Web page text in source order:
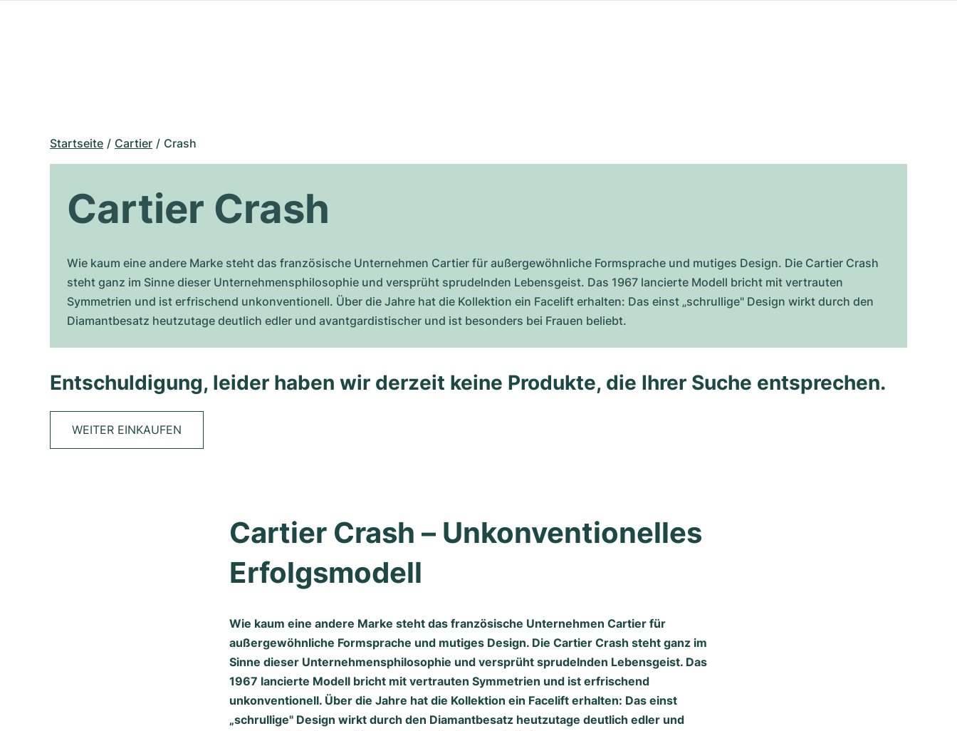
Startseite Cartier Crash
Cartier Crash
Wie kaum eine andere Marke steht das französische Unternehmen Cartier für außergewöhnliche Formsprache und mutiges Design. Die Cartier Crash
steht ganz im Sinne dieser Unternehmensphilosophie und versprüht sprudelnden Lebensgeist. Das 1967 lancierte Modell bricht mit vertrauten
Symmetrien und ist erfrischend unkonventionell. Über die Jahre hat die Kollektion ein Facelift erhalten: Das einst „schrullige" Design wirkt durch den
Diamantbesatz heutzutage deutlich edler und avantgardistischer und ist besonders bei Frauen beliebt.
Entschuldigung, leider haben wir derzeit keine Produkte, die Ihrer Suche entsprechen.
WEITER EINKAUFEN
Cartier Crash – Unkonventionelles
Erfolgsmodell
Wie kaum eine andere Marke steht das französische Unternehmen Cartier für
außergewöhnliche Formsprache und mutiges Design. Die Cartier Crash steht ganz im
Sinne dieser Unternehmensphilosophie und versprüht sprudelnden Lebensgeist. Das
1967 lancierte Modell bricht mit vertrauten Symmetrien und ist erfrischend
unkonventionell. Über die Jahre hat die Kollektion ein Facelift erhalten: Das einst
„schrullige" Design wirkt durch den Diamantbesatz heutzutage deutlich edler und